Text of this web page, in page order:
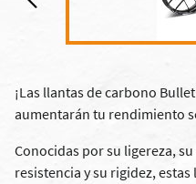
¡Las llantas de carbono
aumentarán tu rendimiento
Conocidas por su ligereza,
resistencia y su rigidez,